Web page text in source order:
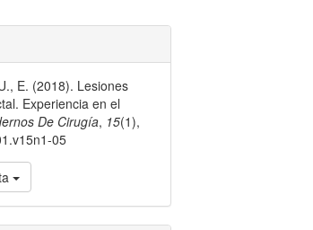
E. (2018). Lesiones
Experiencia en el
De Cirugía, 15(1),
05